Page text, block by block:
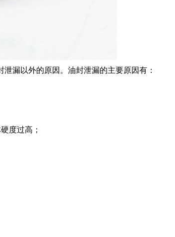
漏以外的原因。油封泄漏的主要原因有：
度过高；